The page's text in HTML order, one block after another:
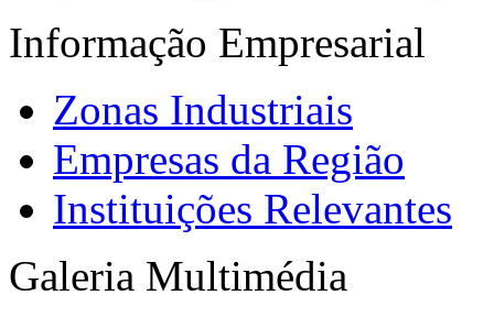
Informação Empresarial
Zonas Industriais
Empresas da Região
Instituições Relevantes
Galeria Multimédia